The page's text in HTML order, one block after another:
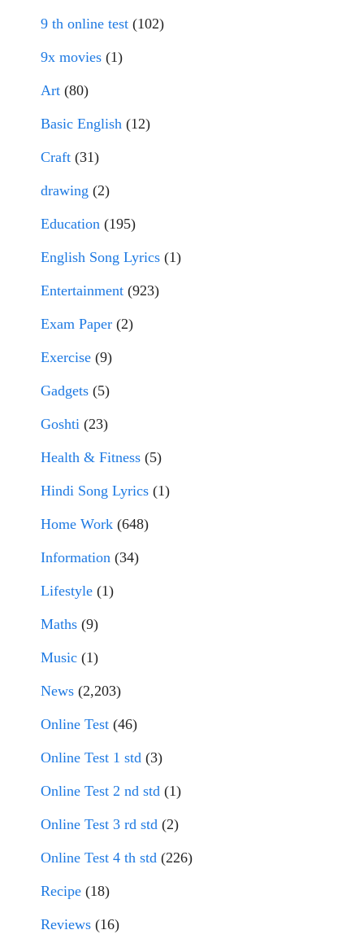
9 th online test (102)
9x movies (1)
Art (80)
Basic English (12)
Craft (31)
drawing (2)
Education (195)
English Song Lyrics (1)
Entertainment (923)
Exam Paper (2)
Exercise (9)
Gadgets (5)
Goshti (23)
Health & Fitness (5)
Hindi Song Lyrics (1)
Home Work (648)
Information (34)
Lifestyle (1)
Maths (9)
Music (1)
News (2,203)
Online Test (46)
Online Test 1 std (3)
Online Test 2 nd std (1)
Online Test 3 rd std (2)
Online Test 4 th std (226)
Recipe (18)
Reviews (16)